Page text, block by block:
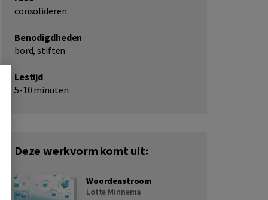
consolideren
Benodigdheden
bord, stiften
Lestijd
5-10 minuten
Deze werkvorm komt uit:
Woordenstroom
Lotte Minnema